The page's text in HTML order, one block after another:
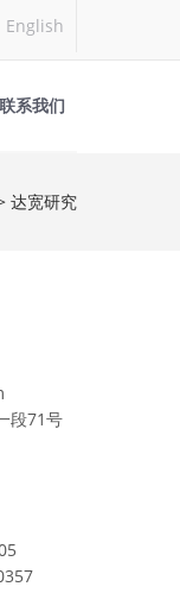
English
联系我们
达宽研究
段71号